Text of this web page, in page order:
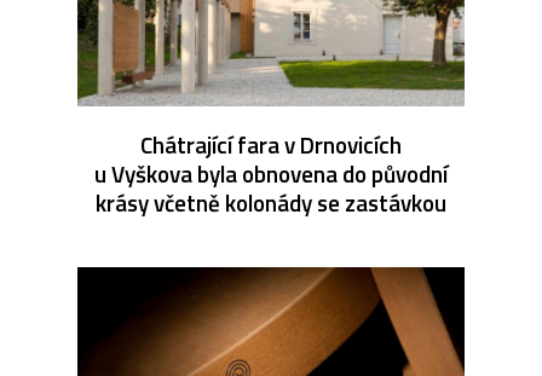
Chátrající fara v Drnovicích
u Vyškova byla obnovena do původní
krásy včetně kolonády se zastávkou